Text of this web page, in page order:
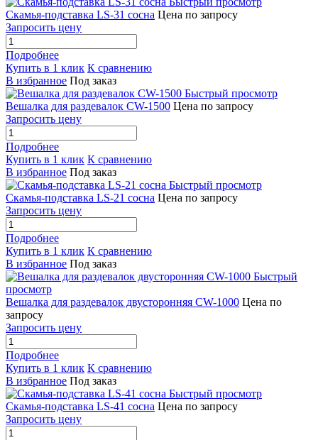
Скамья-подставка LS-31 сосна Цена по запросу
Запросить цену
Подробнее
Купить в 1 клик К сравнению
В избранное Под заказ
Быстрый просмотр
Вешалка для раздевалок CW-1500 Цена по запросу
Запросить цену
Подробнее
Купить в 1 клик К сравнению
В избранное Под заказ
Быстрый просмотр
Скамья-подставка LS-21 сосна Цена по запросу
Запросить цену
Подробнее
Купить в 1 клик К сравнению
В избранное Под заказ
Быстрый
просмотр
Вешалка для раздевалок двусторонняя CW-1000 Цена по
запросу
Запросить цену
Подробнее
Купить в 1 клик К сравнению
В избранное Под заказ
Быстрый просмотр
Скамья-подставка LS-41 сосна Цена по запросу
Запросить цену